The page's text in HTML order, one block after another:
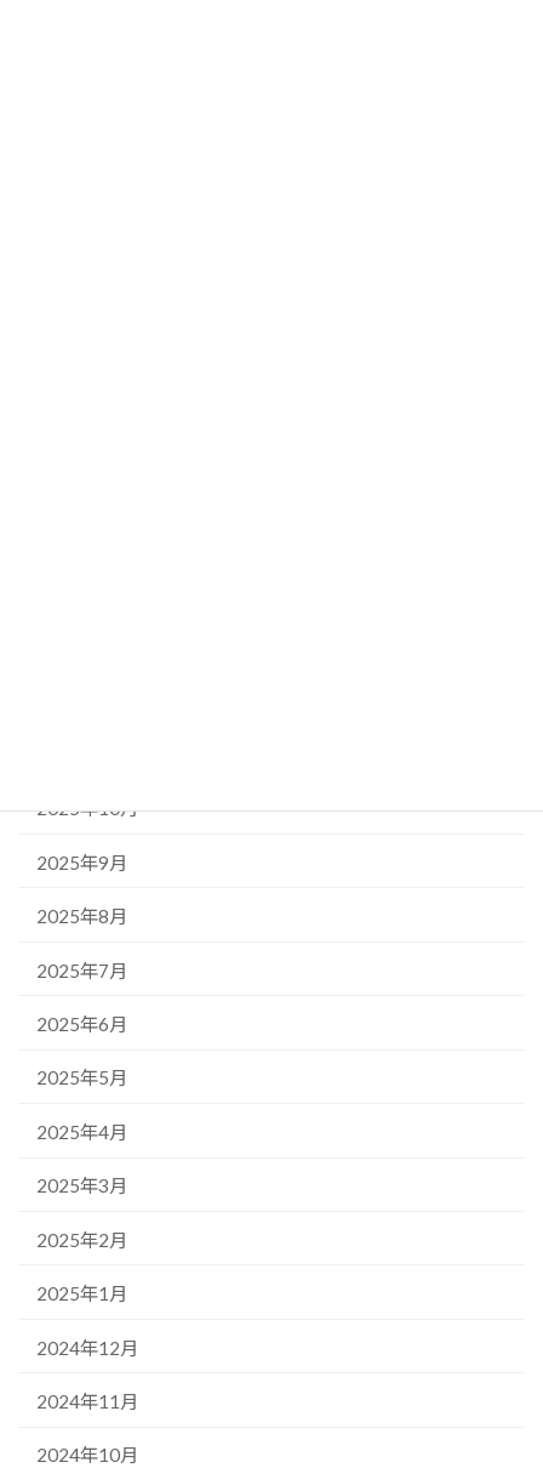
2025年10月
2025年9月
2025年8月
2025年7月
2025年6月
2025年5月
2025年4月
2025年3月
2025年2月
2025年1月
2024年12月
2024年11月
2024年10月